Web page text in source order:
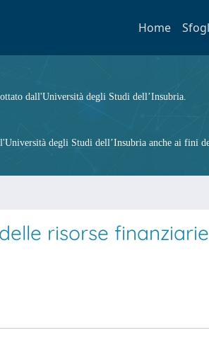
Home
dall'Università degli Studi dell’Insubria.
degli Studi dell’Insubria anche ai fini
risorse